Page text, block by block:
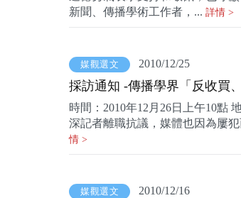
新聞、傳播學術工作者，... 詳情 >
媒觀選文 2010/12/25
採訪通知 -傳播學界「反收買
時間：2010年12月26日上午10點
深記者離職抗議，媒體也因為屢
情 >
媒觀選文 2010/12/16